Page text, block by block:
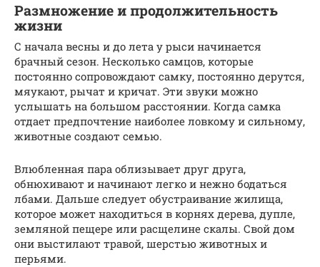
Размножение и продолжительность
жизни
С начала весны и до лета у рыси начинается
брачный сезон. Несколько самцов, которые
постоянно сопровождают самку, постоянно дерутся,
мяукают, рычат и кричат. Эти звуки можно
услышать на большом расстоянии. Когда самка
отдает предпочтение наиболее ловкому и сильному,
животные создают семью.
Влюбленная пара облизывает друг друга,
обнюхивают и начинают легко и нежно бодаться
лбами. Дальше следует обустраивание жилища,
которое может находиться в корнях дерева, дупле,
земляной пещере или расщелине скалы. Свой дом
они выстилают травой, шерстью животных и
перьями.